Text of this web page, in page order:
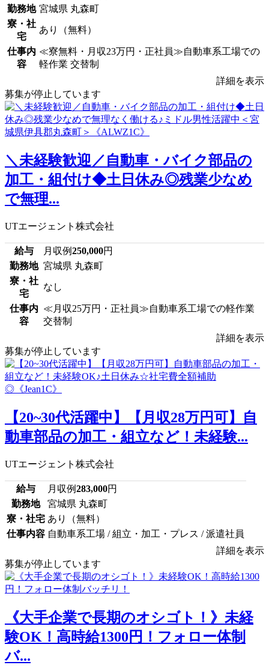
勤務地 宮城県 丸森町
寮・社
宅
あり（無料）
仕事内
容
≪寮無料・月収23万円・正社員≫自動車系工場での
軽作業 交替制
詳細を表示
募集が停止しています
＼未経験歓迎／自動車・バイク部品の
加工・組付け◆土日休み◎残業少なめ
で無理...
UTエージェント株式会社
給与 月収例250,000円
勤務地 宮城県 丸森町
寮・社
宅
なし
仕事内
容
≪月収25万円・正社員≫自動車系工場での軽作業
交替制
詳細を表示
募集が停止しています
【20~30代活躍中】【月収28万円可】自
動車部品の加工・組立など！未経験...
UTエージェント株式会社
給与 月収例283,000円
勤務地
宮城県 丸森町
寮・社宅 あり（無料）
仕事内容 自動車系工場 / 組立・加工・プレス / 派遣社員
詳細を表示
募集が停止しています
《大手企業で長期のオシゴト！》未経
験OK！高時給1300円！フォロー体制
バ...